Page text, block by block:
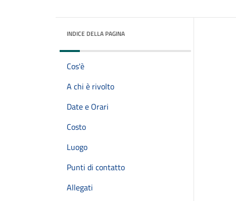
INDICE DELLA PAGINA
Cos'è
A chi è rivolto
Date e Orari
Costo
Luogo
Punti di contatto
Allegati